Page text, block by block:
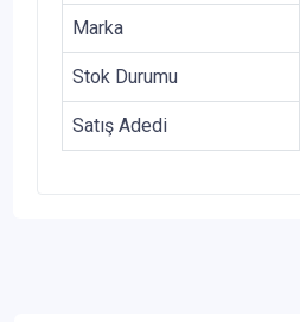
Marka
Stok Durumu
Satış Adedi